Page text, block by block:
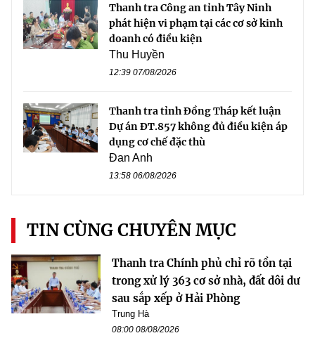
Thanh tra Công an tỉnh Tây Ninh
phát hiện vi phạm tại các cơ sở kinh
doanh có điều kiện
Thu Huyền
12:39 07/08/2026
Thanh tra tỉnh Đồng Tháp kết luận
Dự án ĐT.857 không đủ điều kiện áp
dụng cơ chế đặc thù
Đan Anh
13:58 06/08/2026
TIN CÙNG CHUYÊN MỤC
Thanh tra Chính phủ chỉ rõ tồn tại
trong xử lý 363 cơ sở nhà, đất dôi dư
sau sắp xếp ở Hải Phòng
Trung Hà
08:00 08/08/2026